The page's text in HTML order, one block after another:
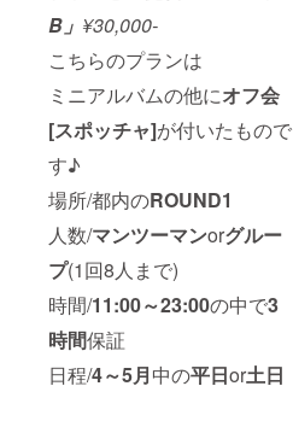
B」 ¥30,000-
こちらのプランは
ミニアルバムの他にオフ会
[スポッチャ]が付いたもので
す♪
場所/都内のROUND1
人数/マンツーマンorグルー
プ(1回8人まで)
時間/11:00～23:00の中で3
時間保証
日程/4～5月中の平日or土日